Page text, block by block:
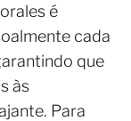
é
cada
que
às
Para